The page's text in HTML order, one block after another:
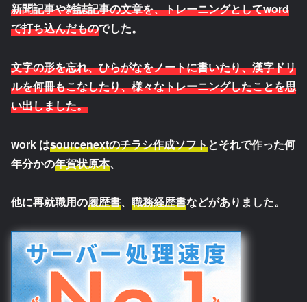
新聞記事や雑誌記事の文章を、トレーニングとしてword
で打ち込んだものでした。
文字の形を忘れ、ひらがなをノートに書いたり、漢字ドリ
ルを何冊もこなしたり、様々なトレーニングしたことを思
い出しました。
work はsourcenextのチラシ作成ソフトとそれで作った何
年分かの年賀状原本、
他に再就職用の履歴書、 職務経歴書などがありました。